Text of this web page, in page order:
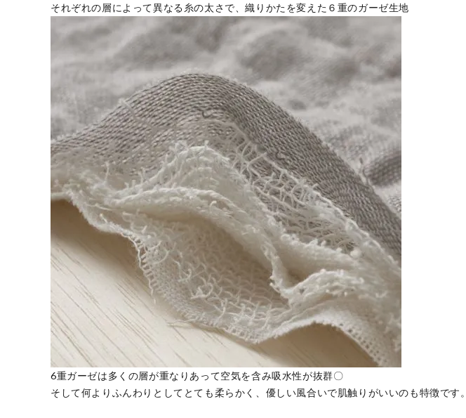
それぞれの層によって異なる糸の太さで、織りかたを変えた６重のガーゼ生地
6重ガーゼは多くの層が重なりあって空気を含み吸水性が抜群〇
そして何よりふんわりとしてとても柔らかく、優しい風合いで肌触りがいいのも特徴です。